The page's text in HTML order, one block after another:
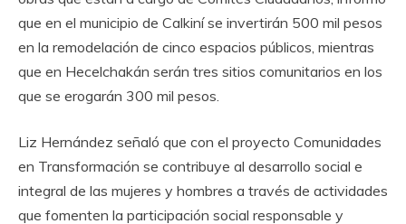
que en el municipio de Calkiní se invertirán 500 mil pesos
en la remodelación de cinco espacios públicos, mientras
que en Hecelchakán serán tres sitios comunitarios en los
que se erogarán 300 mil pesos.
Liz Hernández señaló que con el proyecto Comunidades
en Transformación se contribuye al desarrollo social e
integral de las mujeres y hombres a través de actividades
que fomenten la participación social responsable y